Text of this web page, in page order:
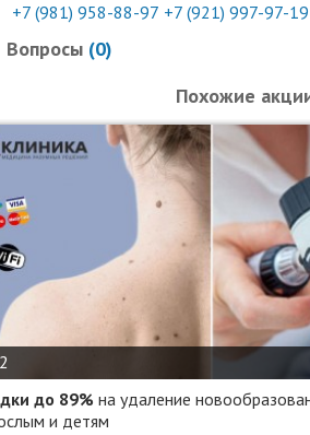
+7 (981) 958-88-97 +7 (921) 997-97-19
Вопросы (0)
Похожие
2
до 89% на удаление
и детям